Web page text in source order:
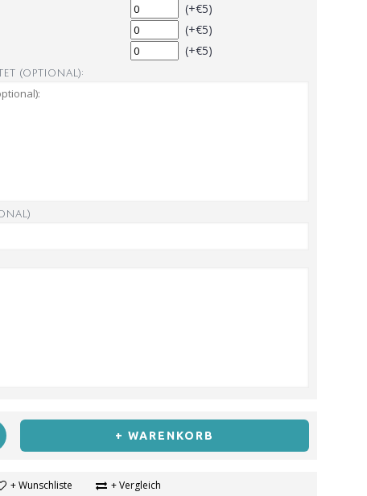
(+€5)
(+€5)
(+€5)
(optional):
+ WARENKORB
+ Wunschliste + Vergleich